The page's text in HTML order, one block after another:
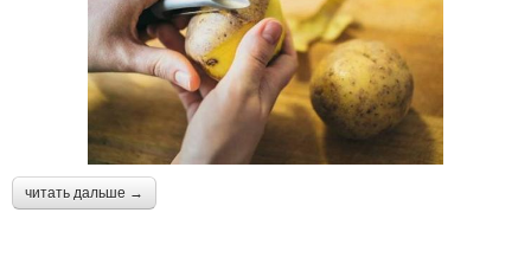
читать дальше →